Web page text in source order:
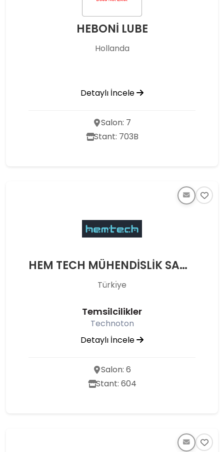
HEBONİ LUBE
Hollanda
Detaylı İncele
Salon: 7
Stant: 703B
HEM TECH MÜHENDİSLİK SANAYİ VE TİCARET LİMİTED ŞİRKETİ
Türkı̇ye
Temsilcilikler
Technoton
Detaylı İncele
Salon: 6
Stant: 604